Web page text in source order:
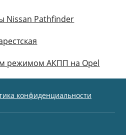
Nissan Pathfinder
режимом АКПП на Opel
конфиденциальности